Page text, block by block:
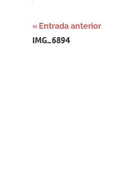
Navegación
de
Entrada anterior
IMG_6894